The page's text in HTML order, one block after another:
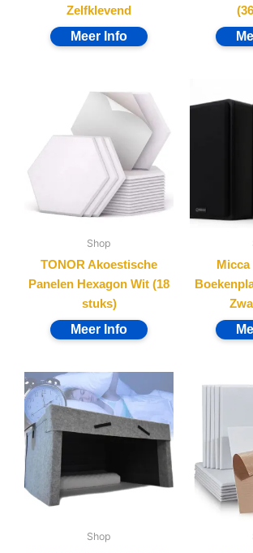
Zelfklevend
Shop
TONOR Akoestische
Panelen Hexagon Wit (18
stuks)
Micca
Shop